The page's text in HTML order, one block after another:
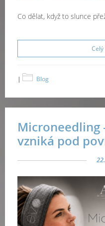
Co dělat, když to slunce
| Blog
Microneedling
vzniká pod